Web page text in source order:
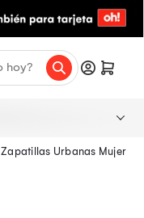
Zapatillas Urbanas Mujer